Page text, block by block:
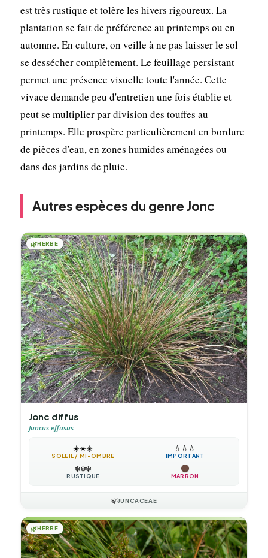
est très rustique et tolère les hivers rigoureux. La
plantation se fait de préférence au printemps ou en
automne. En culture, on veille à ne pas laisser le sol
se dessécher complètement. Le feuillage persistant
permet une présence visuelle toute l'année. Cette
vivace demande peu d'entretien une fois établie et
peut se multiplier par division des touffes au
printemps. Elle prospère particulièrement en bordure
de pièces d'eau, en zones humides aménagées ou
dans des jardins de pluie.
Autres espèces du genre Jonc
🌿HERBE
Jonc diffus
Juncus effusus
☀️☀️☀️
SOLEIL / MI-OMBRE
💧 💧 💧
IMPORTANT
❄️❄️❄️
RUSTIQUE MARRON
🍃JUNCACEAE
🌿HERBE